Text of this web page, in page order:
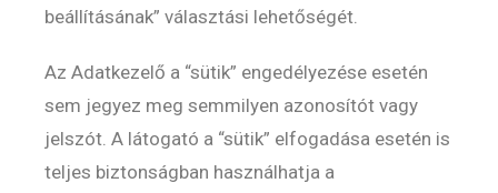
beállításának” választási lehetőségét.
Az Adatkezelő a “sütik” engedélyezése esetén
sem jegyez meg semmilyen azonosítót vagy
jelszót. A látogató a “sütik” elfogadása esetén is
teljes biztonságban használhatja a